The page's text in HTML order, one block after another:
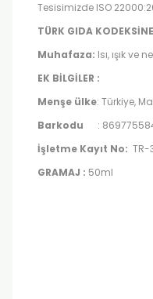
Tesisimizde ISO
TÜRK GIDA KODEKSİNE
Muhafaza: Isı, ışık ve
EK BİLGİLER :
Menşe ülke: Türkiye,
Barkodu
:
İşletme Kayıt No: TR-
GRAMAJ : 50ml